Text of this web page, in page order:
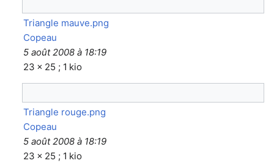
Triangle mauve.png
Copeau
5 août 2008 à 18:19
23 × 25 ; 1 kio
Triangle rouge.png
Copeau
5 août 2008 à 18:19
23 × 25 ; 1 kio